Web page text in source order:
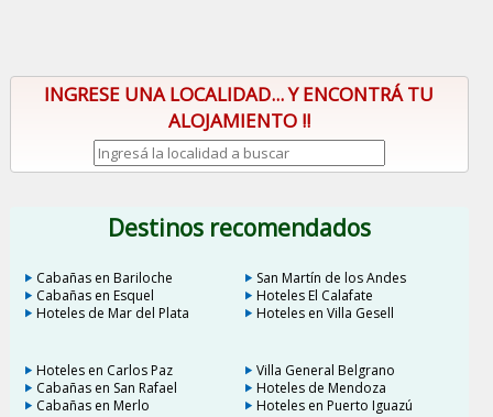
INGRESE UNA LOCALIDAD... Y ENCONTRÁ TU
ALOJAMIENTO !!
Destinos recomendados
Cabañas en Bariloche
San Martín de los Andes
Cabañas en Esquel
Hoteles El Calafate
Hoteles de Mar del Plata
Hoteles en Villa Gesell
Hoteles en Carlos Paz
Villa General Belgrano
Cabañas en San Rafael
Hoteles de Mendoza
Cabañas en Merlo
Hoteles en Puerto Iguazú